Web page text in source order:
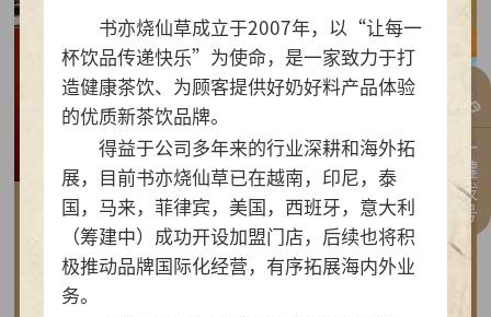
一键拨号
2026-07-30
做实亲民茶饮！书亦烧仙草以“有料品类之王”拿
下2026新茶饮TOP10
书亦烧仙草成立于2007年，以“让每一
杯饮品传递快乐”为使命，是一家致力于打
造健康茶饮、为顾客提供好奶好料产品体验
的优质新茶饮品牌。
得益于公司多年来的行业深耕和海外拓
展，目前书亦烧仙草已在越南，印尼，泰
国，马来，菲律宾，美国，西班牙，意大利
（筹建中）成功开设加盟门店，后续也将积
极推动品牌国际化经营，有序拓展海内外业
务。